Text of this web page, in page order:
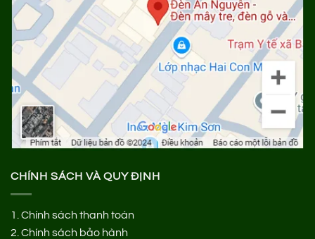
CHÍNH SÁCH VÀ QUY ĐỊNH
1. Chính sách thanh toán
2. Chính sách bảo hành